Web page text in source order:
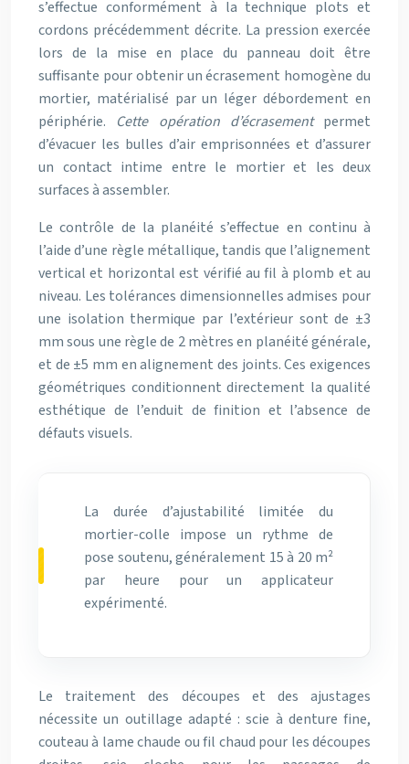
s’effectue conformément à la technique plots et
cordons précédemment décrite. La pression exercée
lors de la mise en place du panneau doit être
suffisante pour obtenir un écrasement homogène du
mortier, matérialisé par un léger débordement en
périphérie. Cette opération d’écrasementpermet
d’évacuer les bulles d’air emprisonnées et d’assurer
un contact intime entre le mortier et les deux
surfaces à assembler.
Le contrôle de la planéité s’effectue en continu à
l’aide d’une règle métallique, tandis que l’alignement
vertical et horizontal est vérifié au fil à plomb et au
niveau. Les tolérances dimensionnelles admises pour
une isolation thermique par l’extérieur sont de ±3
mm sous une règle de 2 mètres en planéité générale,
et de ±5 mm en alignement des joints. Ces exigences
géométriques conditionnent directement la qualité
esthétique de l’enduit de finition et l’absence de
défauts visuels.
La durée d’ajustabilité limitée du
mortier-colle impose un rythme de
pose soutenu, généralement 15 à 20 m²
par heure pour un applicateur
expérimenté.
Le traitement des découpes et des ajustages
nécessite un outillage adapté : scie à denture fine,
couteau à lame chaude ou fil chaud pour les découpes